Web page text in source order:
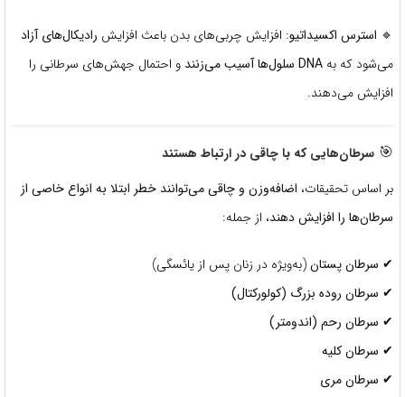
🔹 استرس اکسیداتیو: افزایش چربی‌های بدن باعث افزایش رادیکال‌های آزاد
می‌شود که به DNA سلول‌ها آسیب می‌زنند
و احتمال جهش‌های سرطانی را
افزایش می‌دهند.
🎯 سرطان‌هایی که با چاقی در ارتباط هستند
بر اساس تحقیقات، اضافه‌وزن و چاقی می‌توانند خطر ابتلا به انواع خاصی از
سرطان‌ها را افزایش دهند، از جمله:
✔ سرطان پستان(به‌ویژه در زنان پس از یائسگی)
✔ سرطان روده بزرگ (کولورکتال)
✔ سرطان رحم (اندومتر)
✔ سرطان کلیه
✔ سرطان مری